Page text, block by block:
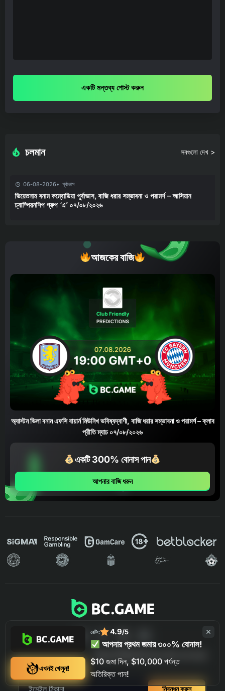
একটি মন্তব্য পোস্ট করুন
চলমান সবগুলো দেখ >
06-08-2026 পূর্বাভাস
ভিয়েতনাম বনাম কম্বোডিয়া পূর্বাভাস, বাজি ধরার সম্ভাবনা ও পরামর্শ – আসিয়ান
চ্যাম্পিয়নশিপ গ্রুপ ‘এ’ ০৭/০৮/২০২৬
আজকের বাজি
অ্যাস্টন ভিলা বনাম এফসি বায়ার্ন মিউনিখ ভবিষ্যদ্বাণী, বাজি ধরার সম্ভাবনা ও পরামর্শ – ক্লাব
প্রীতি ম্যাচ ০৭/০৮/২০২৬
একটি 300% বোনাস পান
আপনার বাজি ধরুন
আমাদের নিউজলেটার জন্য সাইন আপ করুন
নিবন্ধন করুন
এখনই খেলুন!
রেটিং: 4.9/5
আপনার প্রথম জমায় ৩০০% বোনাস!
$10 জমা দিন, $10,000 পর্যন্ত
অতিরিক্ত পান!